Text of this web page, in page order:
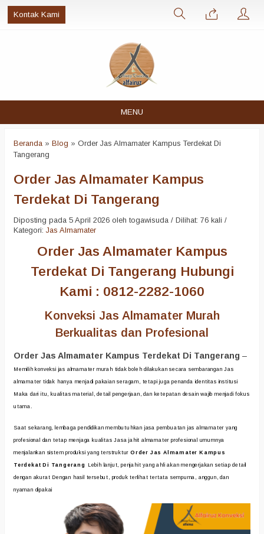
Kontak Kami
MENU
Beranda » Blog » Order Jas Almamater Kampus Terdekat Di
Tangerang
Order Jas Almamater Kampus
Terdekat Di Tangerang
Diposting pada 5 April 2026 oleh togawisuda / Dilihat: 76 kali /
Kategori: Jas Almamater
Order Jas Almamater Kampus
Terdekat Di Tangerang Hubungi
Kami : 0812-2282-1060
Konveksi Jas Almamater Murah
Berkualitas dan Profesional
Order Jas Almamater Kampus Terdekat Di Tangerang –
Memilih konveksi jas almamater murah tidak boleh dilakukan secara sembarangan Jas
almamater tidak hanya menjadi pakaian seragam, tetapi juga penanda identitas institusi
Maka dari itu, kualitas material, detail pengerjaan, dan ketepatan desain wajib menjadi fokus
utama.
Saat sekarang, lembaga pendidikan membutuhkan jasa pembuatan jas almamater yang
profesional dan tetap menjaga kualitas Jasa jahit almamater profesional umumnya
menjalankan sistem produksi yang terstrukturOrder Jas Almamater Kampus
Terdekat Di Tangerang Lebih lanjut, penjahit yang ahli akan mengerjakan setiap detail
dengan akurat Dengan hasil tersebut, produk terlihat tertata sempurna, anggun, dan
nyaman dipakai